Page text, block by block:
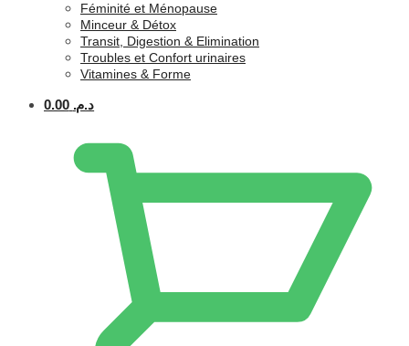
Féminité et Ménopause
Minceur & Détox
Transit, Digestion & Elimination
Troubles et Confort urinaires
Vitamines & Forme
د.م. 0.00